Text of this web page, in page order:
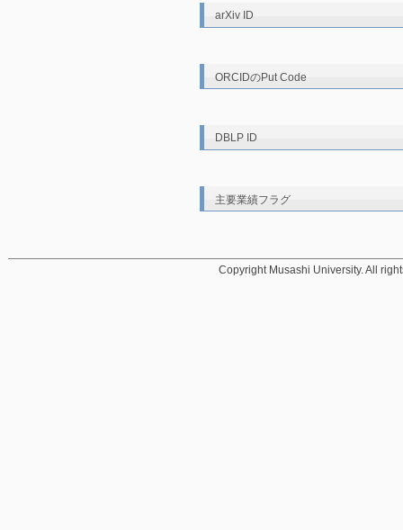
arXiv ID
ORCIDのPut Code
DBLP ID
主要業績フラグ